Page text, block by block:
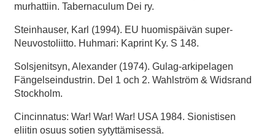
murhattiin. Tabernaculum Dei ry.
Steinhauser, Karl (1994). EU huomispäivän super-
Neuvostoliitto. Huhmari: Kaprint Ky. S 148.
Solsjenitsyn, Alexander (1974). Gulag-arkipelagen
Fängelseindustrin. Del 1 och 2. Wahlström & Widsrand
Stockholm.
Cincinnatus: War! War! War! USA 1984. Sionistisen
eliitin osuus sotien sytyttämisessä.